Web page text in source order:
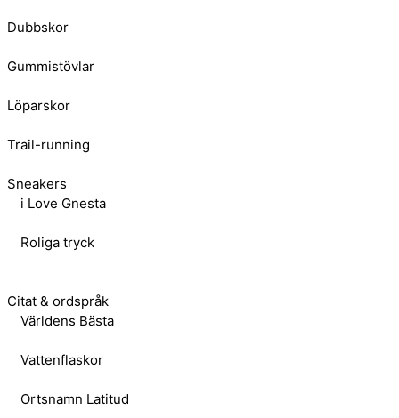
Dubbskor
Gummistövlar
Löparskor
Trail-running
Sneakers
i Love Gnesta
Roliga tryck
Citat & ordspråk
Världens Bästa
Vattenflaskor
Ortsnamn Latitud